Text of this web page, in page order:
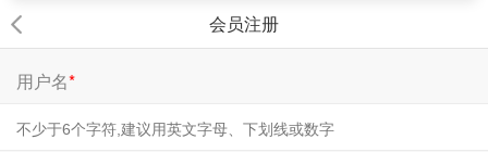
会员注册
用户名*